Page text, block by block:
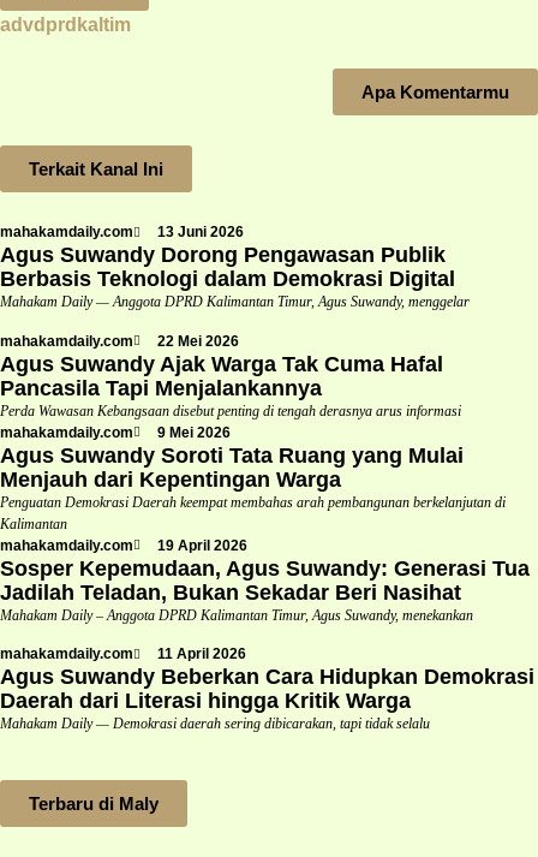
advdprdkaltim
Apa Komentarmu
Terkait Kanal Ini
mahakamdaily.com 13 Juni 2026
Agus Suwandy Dorong Pengawasan Publik
Berbasis Teknologi dalam Demokrasi Digital
Mahakam Daily — Anggota DPRD Kalimantan Timur, Agus Suwandy, menggelar
mahakamdaily.com 22 Mei 2026
Agus Suwandy Ajak Warga Tak Cuma Hafal
Pancasila Tapi Menjalankannya
Perda Wawasan Kebangsaan disebut penting di tengah derasnya arus informasi
mahakamdaily.com
9 Mei 2026
Agus Suwandy Soroti Tata Ruang yang Mulai
Menjauh dari Kepentingan Warga
Penguatan Demokrasi Daerah keempat membahas arah pembangunan berkelanjutan di
Kalimantan
mahakamdaily.com
19 April 2026
Sosper Kepemudaan, Agus Suwandy: Generasi Tua
Jadilah Teladan, Bukan Sekadar Beri Nasihat
Mahakam Daily – Anggota DPRD Kalimantan Timur, Agus Suwandy, menekankan
mahakamdaily.com 11 April 2026
Agus Suwandy Beberkan Cara Hidupkan Demokrasi
Daerah dari Literasi hingga Kritik Warga
Mahakam Daily — Demokrasi daerah sering dibicarakan, tapi tidak selalu
Terbaru di Maly